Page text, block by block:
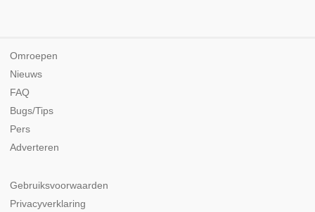
Omroepen
Nieuws
FAQ
Bugs/Tips
Pers
Adverteren
Gebruiksvoorwaarden
Privacyverklaring